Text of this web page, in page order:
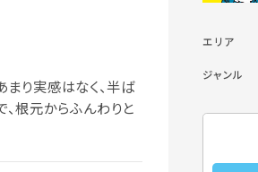
り実感はなく、半ば
根元からふんわりと
エリア
ジャンル